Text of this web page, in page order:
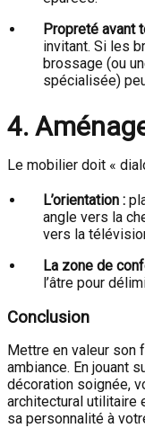
Propreté avant
invitant. Si les
brossage (ou
spécialisée)
4.
Le mobilier doit «
L’orientation :
angle vers la
vers la
La zone de
l’âtre pour
Conclusion
Mettre en valeur son
ambiance. En jouant
décoration soignée,
architectural utilitaire
sa personnalité à